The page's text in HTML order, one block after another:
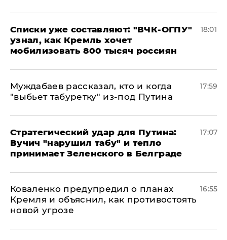
Списки уже составляют: "ВЧК-ОГПУ"
узнал, как Кремль хочет
мобилизовать 800 тысяч россиян
18:01
Муждабаев рассказал, кто и когда
"выбьет табуретку" из-под Путина
17:59
Стратегический удар для Путина:
Вучич "нарушил табу" и тепло
принимает Зеленского в Белграде
17:07
Коваленко предупредил о планах
Кремля и объяснил, как противостоять
новой угрозе
16:55